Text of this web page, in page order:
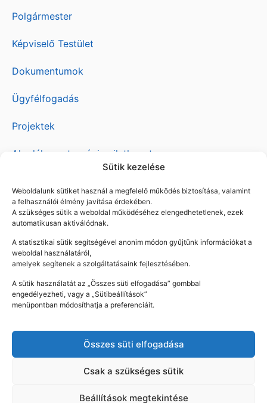
Sütik kezelése
Weboldalunk sütiket használ a megfelelő működés biztosítása, valamint
a felhasználói élmény javítása érdekében.
A szükséges sütik a weboldal működéséhez elengedhetetlenek, ezek
automatikusan aktiválódnak.
A statisztikai sütik segítségével anonim módon gyűjtünk információkat a
weboldal használatáról,
amelyek segítenek a szolgáltatásaink fejlesztésében.
A sütik használatát az „Összes süti elfogadása” gombbal
engedélyezheti, vagy a „Sütibeállítások”
menüpontban módosíthatja a preferenciáit.
Összes süti elfogadása
Csak a szükséges sütik
Beállítások megtekintése
11737007-15366612-03090000
Polgármester
Képviselő Testület
Dokumentumok
Ügyfélfogadás
Projektek
Akadálymentességi nyilatkozat
Település
Történelem
Látnivalók
Programok